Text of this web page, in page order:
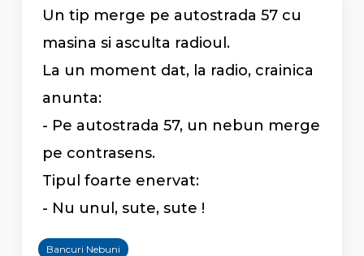
Un tip merge pe autostrada 57 cu
masina si asculta radioul.
La un moment dat, la radio, crainica
anunta:
- Pe autostrada 57, un nebun merge
pe contrasens.
Tipul foarte enervat:
- Nu unul, sute, sute !
Bancuri Nebuni